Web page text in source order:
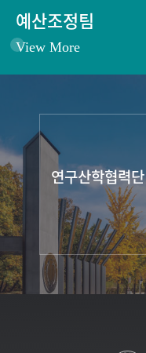
예산조정팀
View More
연구산학협력단